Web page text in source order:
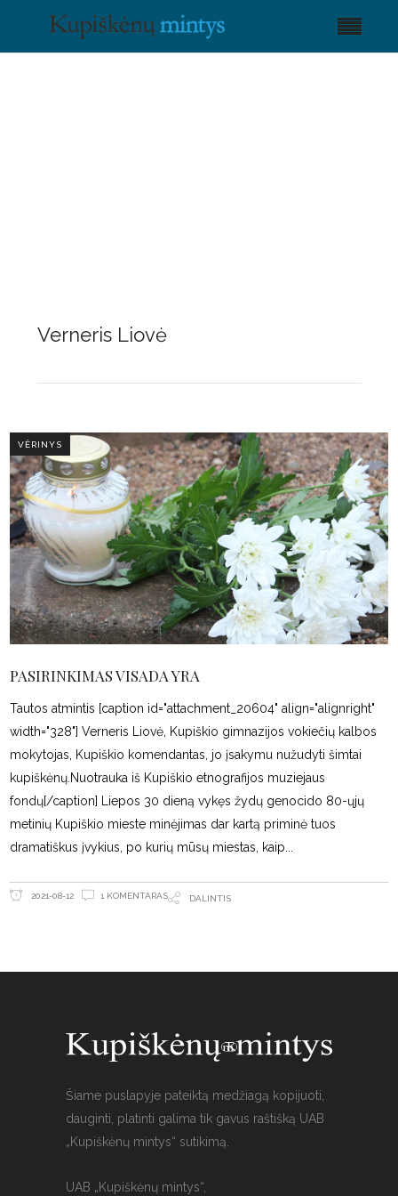
Verneris Liovė
VĖRINYS
PASIRINKIMAS VISADA YRA
Tautos atmintis [caption id="attachment_20604" align="alignright"
width="328"] Verneris Liovė, Kupiškio gimnazijos vokiečių kalbos
mokytojas, Kupiškio komendantas, jo įsakymu nužudyti šimtai
kupiškėnų.Nuotrauka iš Kupiškio etnografijos muziejaus
fondų[/caption] Liepos 30 dieną vykęs žydų genocido 80-ųjų
metinių Kupiškio mieste minėjimas dar kartą priminė tuos
dramatiškus įvykius, po kurių mūsų miestas, kaip
2021-08-12 1 KOMENTARAS DALINTIS
Šiame puslapyje pateiktą medžiagą kopijuoti,
dauginti, platinti galima tik gavus raštišką UAB
„Kupiškėnų mintys“ sutikimą.
UAB „Kupiškėnų mintys“,